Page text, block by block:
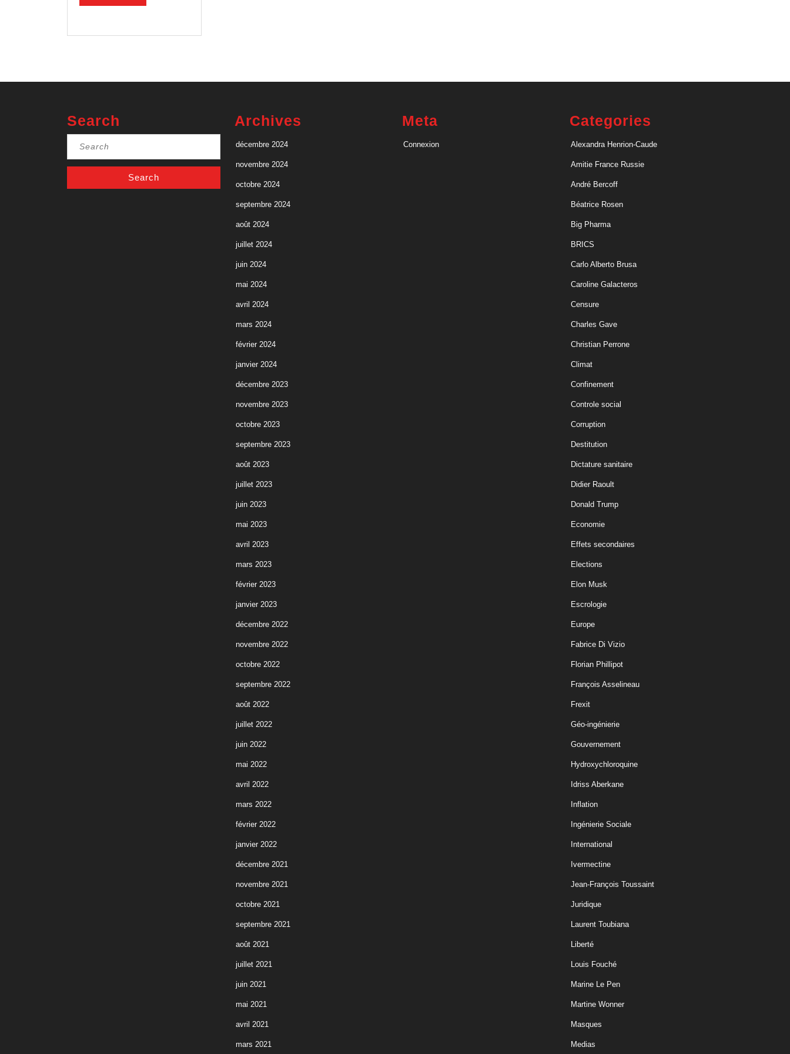
Search Archives
décembre 2024
novembre 2024
octobre 2024
septembre 2024
août 2024
juillet 2024
juin 2024
mai 2024
avril 2024
mars 2024
février 2024
janvier 2024
décembre 2023
novembre 2023
octobre 2023
septembre 2023
août 2023
juillet 2023
juin 2023
mai 2023
avril 2023
mars 2023
février 2023
janvier 2023
décembre 2022
novembre 2022
octobre 2022
septembre 2022
août 2022
juillet 2022
juin 2022
mai 2022
avril 2022
mars 2022
février 2022
janvier 2022
décembre 2021
novembre 2021
octobre 2021
septembre 2021
août 2021
juillet 2021
juin 2021
mai 2021
avril 2021
mars 2021
Meta
Connexion
Categories
Alexandra Henrion-Caude
Amitie France Russie
André Bercoff
Béatrice Rosen
Big Pharma
BRICS
Carlo Alberto Brusa
Caroline Galacteros
Censure
Charles Gave
Christian Perrone
Climat
Confinement
Controle social
Corruption
Destitution
Dictature sanitaire
Didier Raoult
Donald Trump
Economie
Effets secondaires
Elections
Elon Musk
Escrologie
Europe
Fabrice Di Vizio
Florian Phillipot
François Asselineau
Frexit
Géo-ingénierie
Gouvernement
Hydroxychloroquine
Idriss Aberkane
Inflation
Ingénierie Sociale
International
Ivermectine
Jean-François Toussaint
Juridique
Laurent Toubiana
Liberté
Louis Fouché
Marine Le Pen
Martine Wonner
Masques
Medias